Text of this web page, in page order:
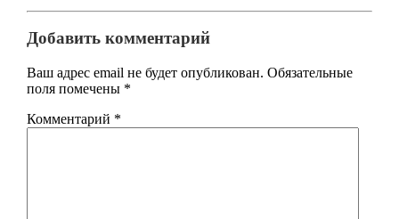
Добавить комментарий
Ваш адрес email не будет опубликован. Обязательные
поля помечены *
Комментарий *